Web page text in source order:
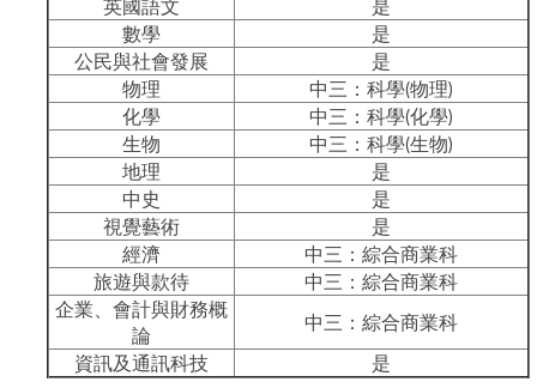
英國語文
是
數學
是
公民與社會發展
是
物理
中三：科學(物理)
化學
中三：科學(化學)
生物
中三：科學(生物)
地理
是
中史
是
視覺藝術
是
經濟
中三：綜合商業科
旅遊與款待
中三：綜合商業科
企業、會計與財務概
論
中三：綜合商業科
資訊及通訊科技
是